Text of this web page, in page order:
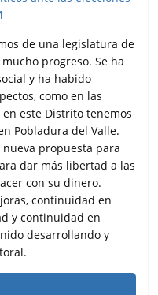
de una legislatura de
progreso. Se ha
y ha habido
como en las
este Distrito tenemos
Pobladura del Valle.
nueva propuesta para
dar más libertad a las
con su dinero.
continuidad en
y continuidad en
desarrollando y